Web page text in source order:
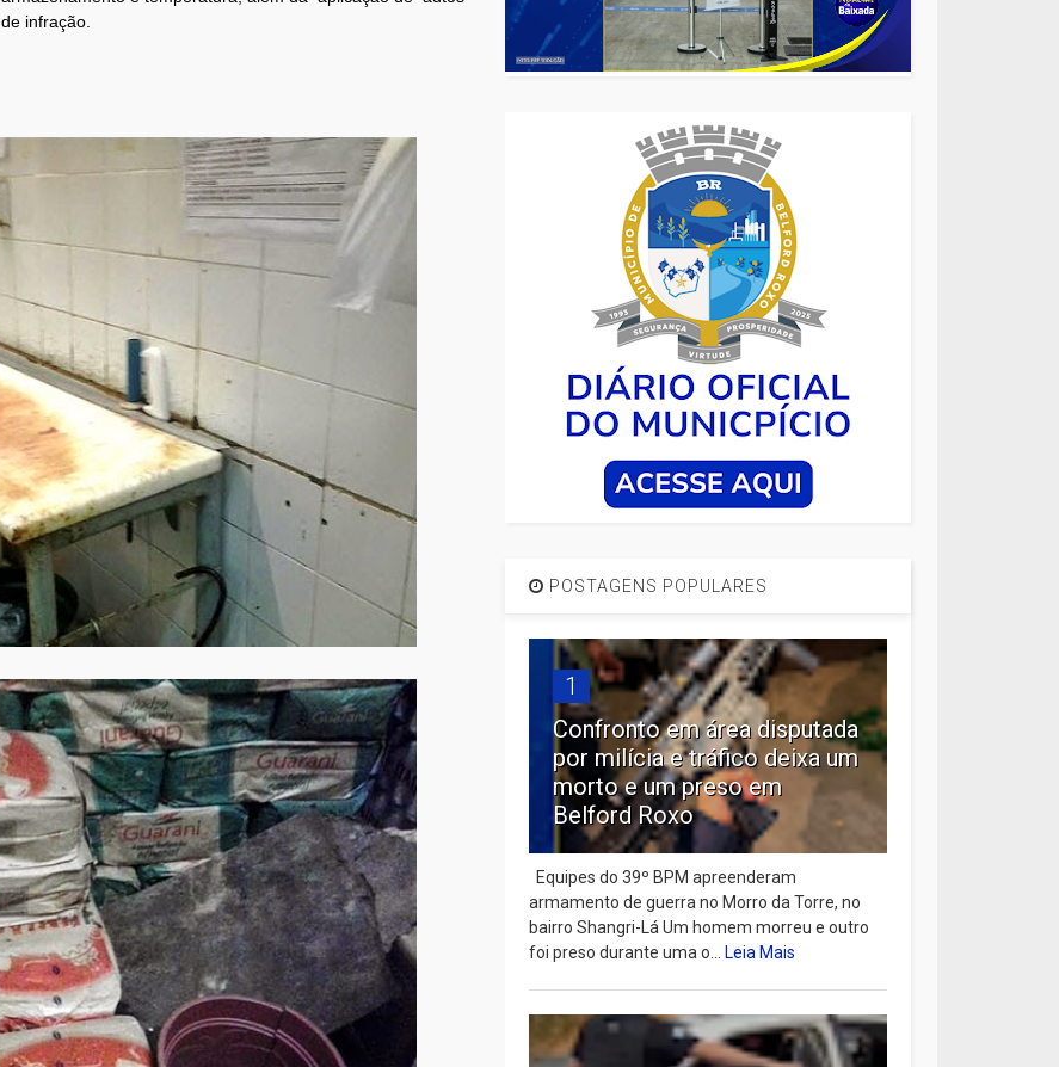
de infração.
POSTAGENS POPULARES
1
Confronto em área disputada
por milícia e tráfico deixa um
morto e um preso em
Belford Roxo
Equipes do 39º BPM apreenderam
armamento de guerra no Morro da Torre, no
bairro Shangri-Lá Um homem morreu e outro
foi preso durante uma o...Leia Mais